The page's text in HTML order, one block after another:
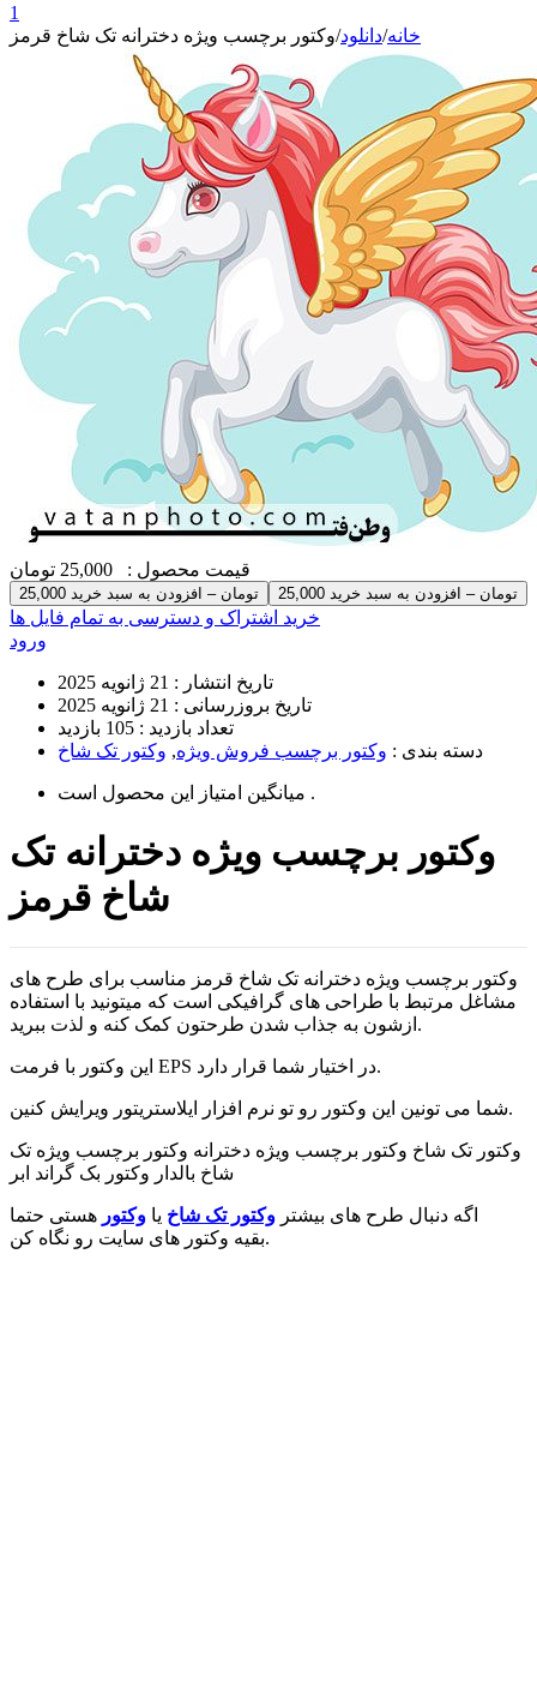
1
خانه/دانلود/وکتور برچسب ویژه دخترانه تک شاخ قرمز
قیمت محصول : 25,000 تومان
25,000 تومان – افزودن به سبد خرید
خرید اشتراک و دسترسی به تمام فایل ها
ورود
تاریخ انتشار : 21 ژانویه 2025
تاریخ بروزرسانی : 21 ژانویه 2025
تعداد بازدید : 105 بازدید
دسته بندی : وکتور برچسب فروش ویژه, وکتور تک شاخ
میانگین امتیاز این محصول است .
وکتور برچسب ویژه دخترانه تک
شاخ قرمز
وکتور برچسب ویژه دخترانه تک شاخ قرمز مناسب برای طرح های
مشاغل مرتبط با طراحی های گرافیکی است که میتونید با استفاده
ازشون به جذاب شدن طرحتون کمک کنه و لذت ببرید.
این وکتور با فرمت EPS در اختیار شما قرار دارد.
شما می تونین این وکتور رو تو نرم افزار ایلاستریتور ویرایش کنین.
وکتور تک شاخ وکتور برچسب ویژه دخترانه وکتور برچسب ویژه تک
شاخ بالدار وکتور بک گراند ابر
اگه دنبال طرح های بیشتر وکتور تک شاخ یا وکتور هستی حتما
بقیه وکتور های سایت رو نگاه کن.